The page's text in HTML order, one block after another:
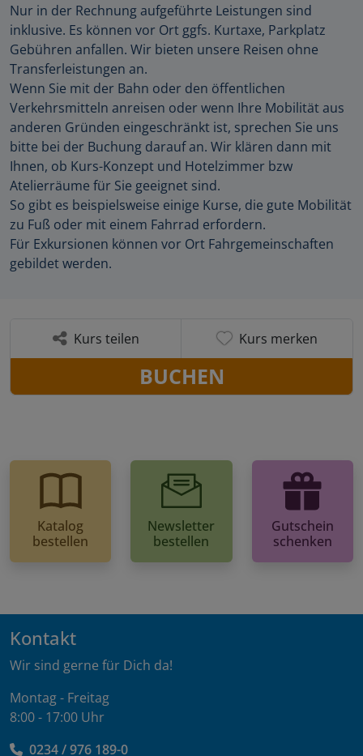
Nur in der Rechnung aufgeführte Leistungen sind
inklusive. Es können vor Ort ggfs. Kurtaxe, Parkplatz
Gebühren anfallen. Wir bieten unsere Reisen ohne
Transferleistungen an.
Wenn Sie mit der Bahn oder den öffentlichen
Verkehrsmitteln anreisen oder wenn Ihre Mobilität aus
anderen Gründen eingeschränkt ist, sprechen Sie uns
bitte bei der Buchung darauf an. Wir klären dann mit
Ihnen, ob Kurs-Konzept und Hotelzimmer bzw
Atelierräume für Sie geeignet sind.
So gibt es beispielsweise einige Kurse, die gute Mobilität
zu Fuß oder mit einem Fahrrad erfordern.
Für Exkursionen können vor Ort Fahrgemeinschaften
gebildet werden.
Kurs teilen Kurs merken
BUCHEN
Katalog
bestellen
Newsletter
bestellen
Gutschein
schenken
Kontakt
Wir sind gerne für Dich da!
Montag - Freitag
8:00 - 17:00 Uhr
0234 / 976 189-0